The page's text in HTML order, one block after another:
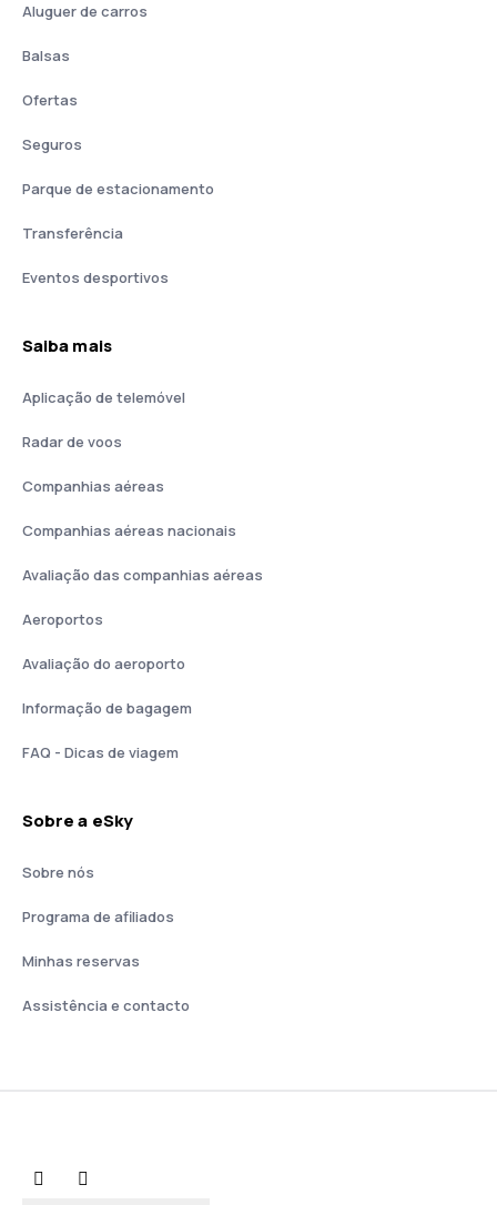
Aluguer de carros
Balsas
Ofertas
Seguros
Parque de estacionamento
Transferência
Eventos desportivos
Saiba mais
Aplicação de telemóvel
Radar de voos
Companhias aéreas
Companhias aéreas nacionais
Avaliação das companhias aéreas
Aeroportos
Avaliação do aeroporto
Informação de bagagem
FAQ - Dicas de viagem
Sobre a eSky
Sobre nós
Programa de afiliados
Minhas reservas
Assistência e contacto